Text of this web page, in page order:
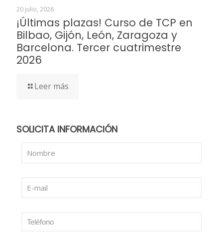
20 julio, 2026
¡Últimas plazas! Curso de TCP en
Bilbao, Gijón, León, Zaragoza y
Barcelona. Tercer cuatrimestre
2026
Leer más
SOLICITA INFORMACIÓN